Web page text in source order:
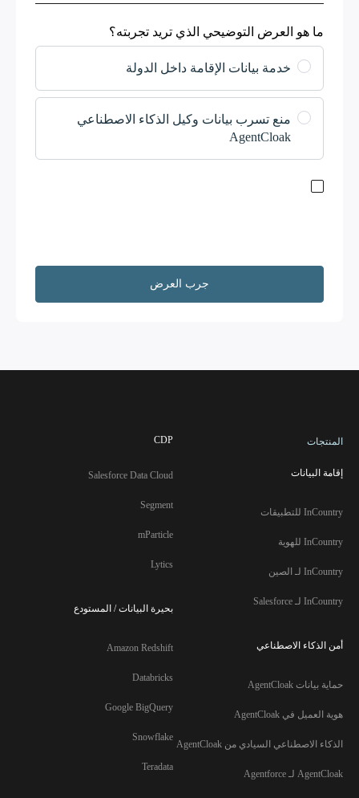
ما هو العرض التوضيحي الذي تريد تجربته؟
خدمة بيانات الإقامة داخل الدولة
منع تسرب بيانات وكيل الذكاء الاصطناعي
AgentCloak
المنتجات
إقامة البيانات
InCountry للتطبيقات
InCountry للهوية
InCountry لـ الصين
InCountry لـ Salesforce
أمن الذكاء الاصطناعي
حماية بيانات AgentCloak
هوية العميل في AgentCloak
الذكاء الاصطناعي السيادي من AgentCloak
AgentCloak لـ Agentforce
CDP
Salesforce Data Cloud
Segment
mParticle
Lytics
بحيرة البيانات / المستودع
Amazon Redshift
Databricks
Google BigQuery
Snowflake
Teradata